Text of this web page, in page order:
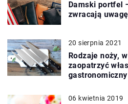
Damski portfel
zwracają
20 sierpnia 2021
Rodzaje noży,
zaopatrzyć
gastronomiczny
06 kwietnia 2019